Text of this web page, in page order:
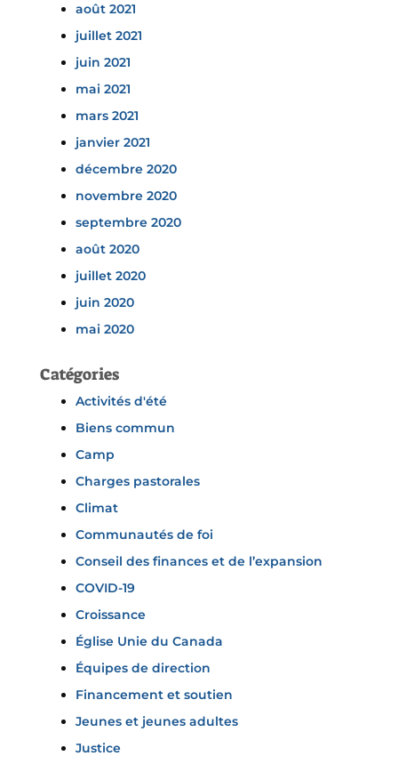
août 2021
juillet 2021
juin 2021
mai 2021
mars 2021
janvier 2021
décembre 2020
novembre 2020
septembre 2020
août 2020
juillet 2020
juin 2020
mai 2020
Catégories
Activités d'été
Biens commun
Camp
Charges pastorales
Climat
Communautés de foi
Conseil des finances et de l’expansion
COVID-19
Croissance
Église Unie du Canada
Équipes de direction
Financement et soutien
Jeunes et jeunes adultes
Justice